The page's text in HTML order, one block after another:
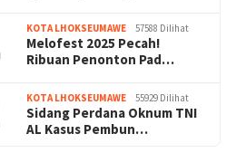
KOTA LHOKSEUMAWE 57588 Dilihat
Melofest 2025 Pecah!
Ribuan Penonton Pad…
KOTA LHOKSEUMAWE 55929 Dilihat
Sidang Perdana Oknum TNI
AL Kasus Pembun…